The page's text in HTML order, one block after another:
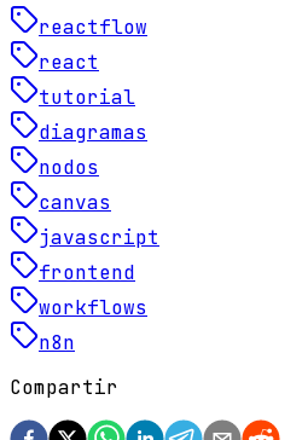
reactflow
react
tutorial
diagramas
nodos
canvas
javascript
frontend
workflows
n8n
Compartir